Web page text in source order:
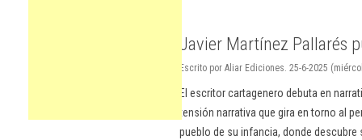
Javier Martínez Pallarés
Escrito por Aliar Ediciones. 25-6-2025
El escritor cartagenero debuta en
tensión narrativa que gira en torno al
pueblo de su infancia, donde